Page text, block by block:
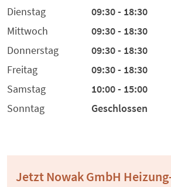
Dienstag
09:30 - 18:30
Mittwoch
09:30 - 18:30
Donnerstag
09:30 - 18:30
Freitag
09:30 - 18:30
Samstag
10:00 - 15:00
Sonntag
Geschlossen
Jetzt Nowak GmbH